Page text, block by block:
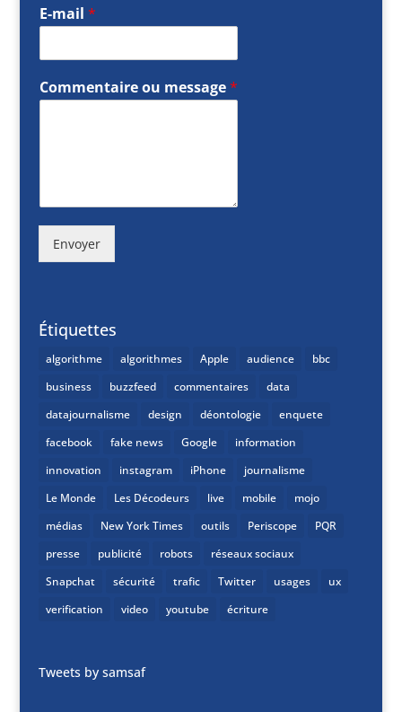
E-mail *
Commentaire ou message*
Envoyer
Étiquettes
algorithme algorithmes Apple audience
bbc
business
buzzfeed commentaires
data
datajournalisme
design déontologie
enquete
facebook
fake news Google
information
innovation
instagram iPhone
journalisme
Le Monde
Les Décodeurs live mobile
mojo
médias
New York Times outils Periscope
PQR
presse
publicité robots
réseaux sociaux
Snapchat
sécurité trafic Twitter usages
ux
verification
video youtube écriture
Tweets by samsaf